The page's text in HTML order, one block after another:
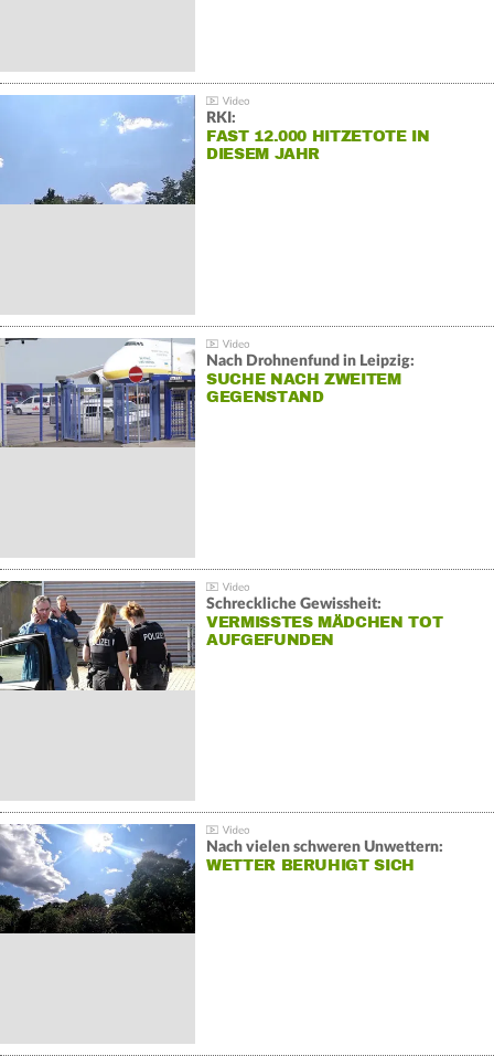
RKI:
FAST 12.000 HITZETOTE IN
DIESEM JAHR
Nach Drohnenfund in Leipzig:
SUCHE NACH ZWEITEM
GEGENSTAND
Schreckliche Gewissheit:
VERMISSTES MÄDCHEN TOT
AUFGEFUNDEN
Nach vielen schweren Unwettern:
WETTER BERUHIGT SICH